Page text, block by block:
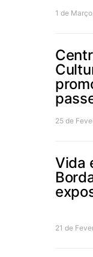
1 de
25 de
Vida
21 de